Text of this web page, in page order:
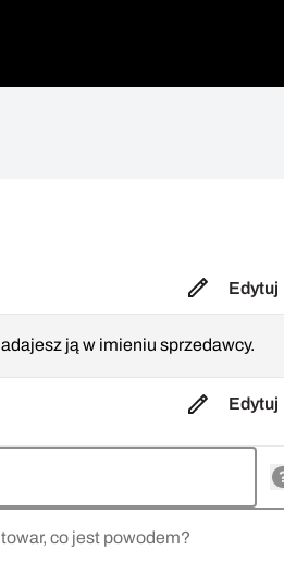
Edytuj
ją w imieniu sprzedawcy.
Edytuj
co jest powodem?